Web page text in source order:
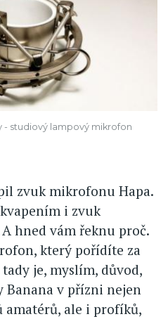
- studiový lampový mikrofon
zvuk mikrofonu Hapa.
i zvuk
hned vám řeknu proč.
který pořídíte za
je, myslím, důvod,
Banana v přízni nejen
amatérů, ale i profíků,